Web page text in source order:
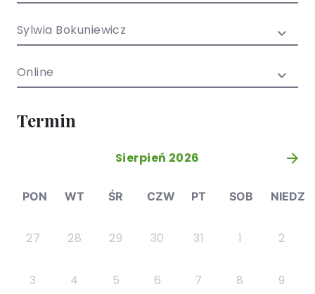
młodzieży
Sylwia Bokuniewicz
Online
Termin
Sierpień 2026 »
PON WT ŚR CZW PT SOB NIEDZ
27 28 29 30 31 1 2
3 4 5 6 7 8 9